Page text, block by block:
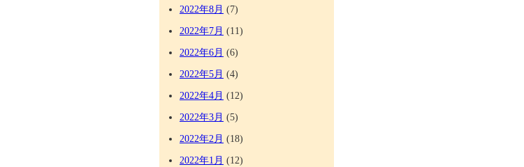
2022年8月 (7)
2022年7月 (11)
2022年6月 (6)
2022年5月 (4)
2022年4月 (12)
2022年3月 (5)
2022年2月 (18)
2022年1月 (12)